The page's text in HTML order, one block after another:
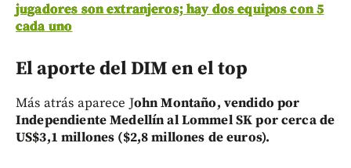
jugadores son extranjeros; hay dos equipos con 5
cada uno
El aporte del DIM en el top
Más atrás aparece John Montaño, vendido por
Independiente Medellín al Lommel SK por cerca de
US$3,1 millones ($2,8 millones de euros).